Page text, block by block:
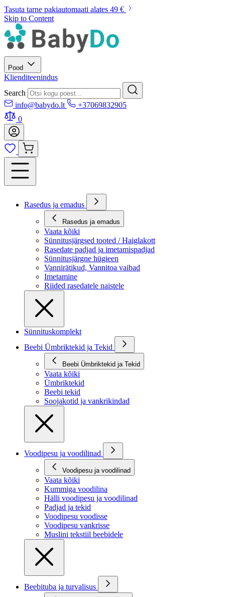
Tasuta tarne pakiautomaati alates 49 €
Skip to Content
Pood
Klienditeenindus
Search
info@babydo.lt
+37069832905
0
Rasedus ja emadus
Rasedus ja emadus
Vaata kõiki
Sünnitusjärgsed tooted / Haiglakott
Rasedate padjad ja imetamispadjad
Sünnitusjärgne hügieen
Vannirätikud, Vannitoa vaibad
Imetamine
Riided rasedatele naistele
Sünnituskomplekt
Beebi Ümbriktekid ja Tekid
Beebi Ümbriktekid ja Tekid
Vaata kõiki
Ümbriktekid
Beebi tekid
Soojakotid ja vankrikindad
Voodipesu ja voodilinad
Voodipesu ja voodilinad
Vaata kõiki
Kummiga voodilina
Hälli voodipesu ja voodilinad
Padjad ja tekid
Voodipesu voodisse
Voodipesu vankrisse
Muslini tekstiil beebidele
Beebituba ja turvalisus